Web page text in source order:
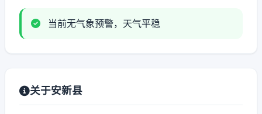
当前无气象预警，天气平稳
关于安新县